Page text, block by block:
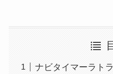
ナビタイマーラト